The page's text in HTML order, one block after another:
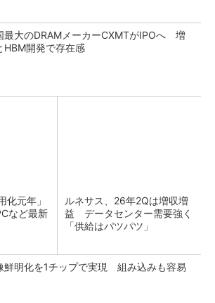
最大のDRAMメーカーCXMTがIPOへ 増
HBM開発で存在感
元年」
など最新
ルネサス、26年2Qは増収増
益 データセンター需要強く
「供給はパツパツ」
鮮明化を1チップで実現 組み込みも容易